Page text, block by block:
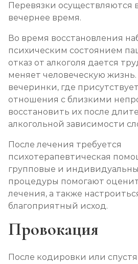
Перевязки осуществляются
вечернее время.
Во время восстановления
психическим состоянием
отказ от алкоголя дается
меняет человеческую
вечеринки, где
отношения с близкими
восстановить их после
алкогольной зависимости
После лечения требуется
психотерапевтическая
групповые и
процедуры помогают
лечения, а также
благоприятный исход.
Провокация
После кодировки или